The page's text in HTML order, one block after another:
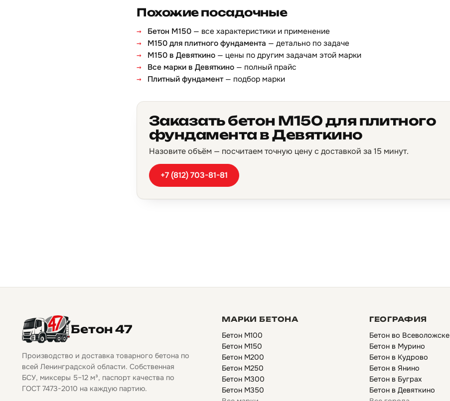
Похожие посадочные
Бетон М150 — все характеристики и применение
М150 для плитного фундамента — детально по задаче
М150 в Девяткино — цены по другим задачам этой марки
Все марки в Девяткино — полный прайс
Плитный фундамент— подбор марки
Заказать бетон М150 для плитного
фундамента в Девяткино
Назовите объём — посчитаем точную цену с доставкой за 15 минут.
+7 (812) 703-81-81
Бетон 47
Производство и доставка товарного бетона по
всей Ленинградской области. Собственная
БСУ, миксеры 5–12 м³, паспорт качества по
ГОСТ 7473-2010 на каждую партию.
МАРКИ БЕТОНА
Бетон М100
Бетон М150
Бетон М200
Бетон М250
Бетон М300
Бетон М350
ГЕОГРАФИЯ
Бетон во Всеволожске
Бетон в Мурино
Бетон в Кудрово
Бетон в Янино
Бетон в Буграх
Бетон в Девяткино